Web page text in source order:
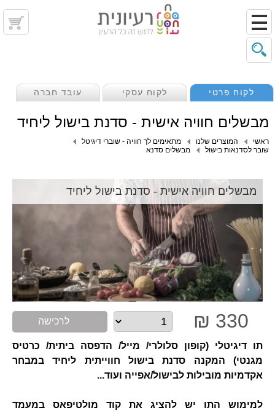
לקוח פרטי לקוח עסקי עובד חברה
מבשלים חוויה אישית - סדנת בישול ליחיד
ראשי המוצרים שלנו
מתאימים לך חוויה - שוברי דיגיטל
שובר לסדנאות בישול
מבשלים סדנא
מבשלים חוויה אישית - סדנת בישול ליחיד
330 ₪ לרכישה
תו דיגיטלי (קופון סלולרי/ מייל/ הדפסה ביתית/ כרטיס
מגנטי) המקנה סדנת בישול חווייתית ליחיד במבחר
אקדמיות מובילות לבישול/אפייה ועוד...
למימוש התו יש להציג את קוד מולטיפאס במעמד